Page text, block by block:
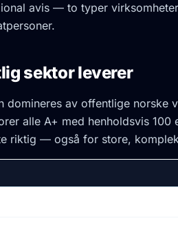
avis — to typer
sektor leverer
domineres av offentlige norske
alle A+ med henholdsvis
riktig — også for store,